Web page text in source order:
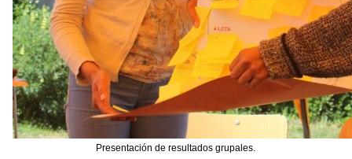
Presentación de resultados grupales.